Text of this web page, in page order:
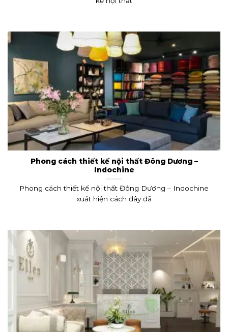
Phong cách thiết kế nội thất Đông Dương –
Indochine
Phong cách thiết kế nội thất Đông Dương – Indochine
xuất hiện cách đây đã